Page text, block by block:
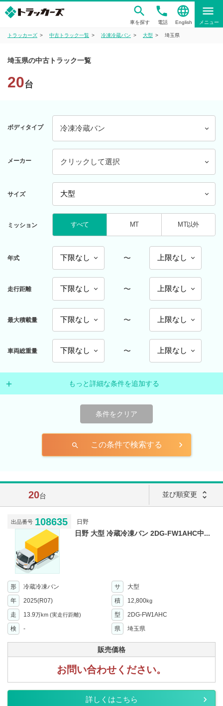
車を探す
phone
電話
language
English
menu
メニュー
トラッカーズ 中古トラック一覧 冷凍冷蔵バン 大型 埼玉県
埼玉県の中古トラック一覧
20台
ボディタイプ 冷凍冷蔵バン
メーカー クリックして選択
サイズ
ミッション すべて MT MT以外
年式 〜
走行距離 〜
最大積載量 〜
車両総重量 〜
もっと詳細な条件を追加する
条件をクリア
search この条件で検索する
20台 並び順変更 unfold_more
出品番号 108635 日野
日野 大型 冷蔵冷凍バン 2DG-FW1AHC中...
形 冷蔵冷凍バン サ
大型
年
2025(R07) 積 12,800kg
走 13.9万km (実走行距離) 型
2DG-FW1AHC
検
- 県 埼玉県
販売価格
お問い合わせください。
詳しくはこちら